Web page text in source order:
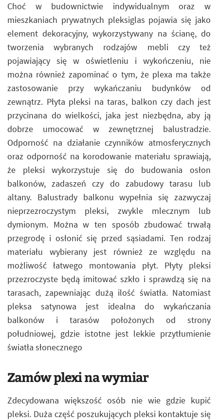
Choć w budownictwie indywidualnym oraz w
mieszkaniach prywatnych pleksiglas pojawia się jako
element dekoracyjny, wykorzystywany na ścianę, do
tworzenia wybranych rodzajów mebli czy też
pojawiający się w oświetleniu i wykończeniu, nie
można również zapominać o tym, że plexa ma także
zastosowanie przy wykańczaniu budynków od
zewnątrz. Płyta pleksi na taras, balkon czy dach jest
przycinana do wielkości, jaka jest niezbędna, aby ją
dobrze umocować w zewnętrznej balustradzie.
Odporność na działanie czynników atmosferycznych
oraz odporność na korodowanie materiału sprawiają,
że pleksi wykorzystuje się do budowania osłon
balkonów, zadaszeń czy do zabudowy tarasu lub
altany. Balustrady balkonu wypełnia się zazwyczaj
nieprzezroczystym pleksi, zwykle mlecznym lub
dymionym. Można w ten sposób zbudować trwałą
przegrodę i osłonić się przed sąsiadami. Ten rodzaj
materiału wybierany jest również ze względu na
możliwość łatwego montowania płyt. Płyty pleksi
przezroczyste będą imitować szkło i sprawdzą się na
tarasach, zapewniając dużą ilość światła. Natomiast
pleksa satynowa jest idealna do wykańczania
balkonów i tarasów położonych od strony
południowej, gdzie istotne jest lekkie przytłumienie
światła słonecznego
Zamów plexi na wymiar
Zdecydowana większość osób nie wie gdzie kupić
pleksi. Duża część poszukujących pleksi kontaktuje się